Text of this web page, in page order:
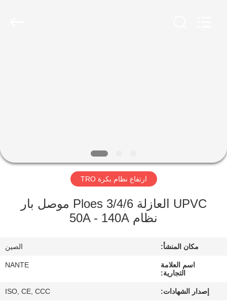
بنا
ضبط
الجودة
ارتفاع نظام بكرة TRO
UPVC العازلة 3/4/6 Ploes موصل بار
نظام 50A - 140A
مكان المنشأ: الصين
اسم العلامة
التجارية:
NANTE
إصدار الشهادات: ISO, CE, CCC